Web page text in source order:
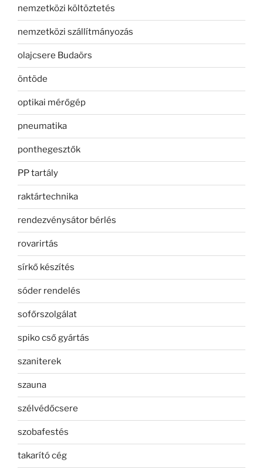
nemzetközi költöztetés
nemzetközi szállítmányozás
olajcsere Budaörs
öntöde
optikai mérőgép
pneumatika
ponthegesztők
PP tartály
raktártechnika
rendezvénysátor bérlés
rovarirtás
sírkő készítés
sóder rendelés
sofőrszolgálat
spiko cső gyártás
szaniterek
szauna
szélvédőcsere
szobafestés
takarító cég